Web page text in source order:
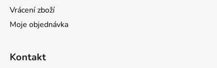
Vrácení zboží
Moje objednávka
Kontakt